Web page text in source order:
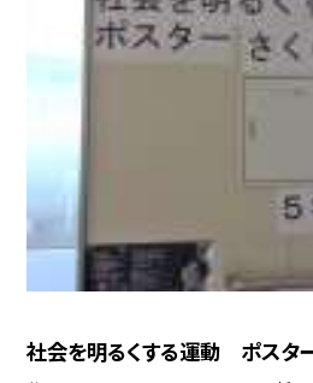
社会を明るくする運動 ポスタ